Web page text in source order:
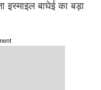
इस्माइल बाघेई का बड़ा